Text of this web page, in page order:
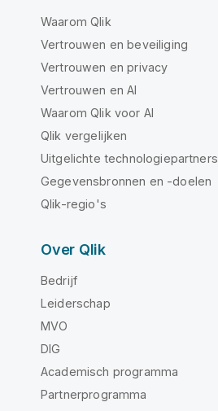
Waarom Qlik
Vertrouwen en beveiliging
Vertrouwen en privacy
Vertrouwen en AI
Waarom Qlik voor AI
Qlik vergelijken
Uitgelichte technologiepartners
Gegevensbronnen en -doelen
Qlik-regio's
Over Qlik
Bedrijf
Leiderschap
MVO
DIG
Academisch programma
Partnerprogramma